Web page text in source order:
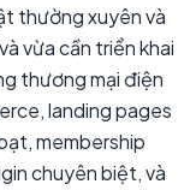
thường xuyên và
vừa cần triển khai
thương mại điện
landing pages
membership
chuyên biệt, và